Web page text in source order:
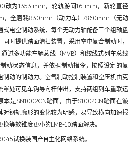
改为1353 mm，轮轨游间16 mm，新轮直径
，全磨耗830mm（动力车）/860mm（无动
式电空制动系统，每个无动力轴配备三个组轴盘
时提供踏面清扫装置，采用空电复合制动时，
过多功能车辆总线（MVB）和绞线式列车总线
动状态信息，并依据制动指令，按照设定的复
制动的制动力。空气制动控制装置和空压机由克
罩处可见车钩导向杆伸出，支持两组列车重联运
本是SN1002CN踏面，由于S1002CN踏面在镟
对钢轨廓形的变化较为明感，易导致横向加速报
等效锥度更小的LMB-10踏面解决。
试换装国产自主化网络系统。